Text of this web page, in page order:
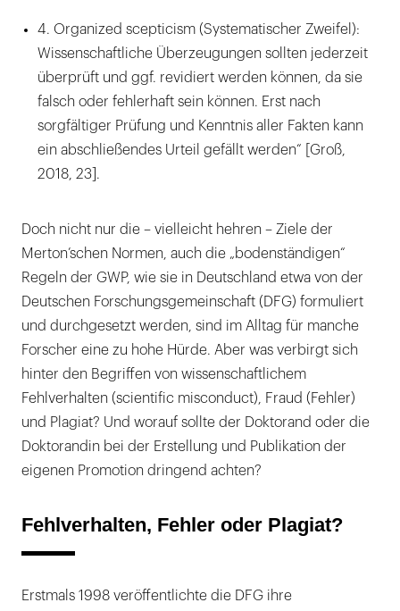
4. Organized scepticism (Systematischer Zweifel):
Wissenschaftliche Überzeugungen sollten jederzeit
überprüft und ggf. revidiert werden können, da sie
falsch oder fehlerhaft sein können. Erst nach
sorgfältiger Prüfung und Kenntnis aller Fakten kann
ein abschließendes Urteil gefällt werden“ [Groß,
2018, 23].
Doch nicht nur die – vielleicht hehren – Ziele der
Merton’schen Normen, auch die „bodenständigen“
Regeln der GWP, wie sie in Deutschland etwa von der
Deutschen Forschungsgemeinschaft (DFG) formuliert
und durchgesetzt werden, sind im Alltag für manche
Forscher eine zu hohe Hürde. Aber was verbirgt sich
hinter den Begriffen von wissenschaftlichem
Fehlverhalten (scientific misconduct), Fraud (Fehler)
und Plagiat? Und worauf sollte der Doktorand oder die
Doktorandin bei der Erstellung und Publikation der
eigenen Promotion dringend achten?
Fehlverhalten, Fehler oder Plagiat?
Erstmals 1998 veröffentlichte die DFG ihre